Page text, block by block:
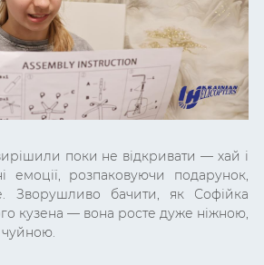
поки не відкривати — хай і
емоції, розпаковуючи подарунок,
Зворушливо бачити, як Софійка
кузена — вона росте дуже ніжною,